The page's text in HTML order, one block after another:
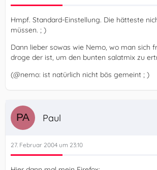
Hmpf. Standard-Einstellung. Die hätteste
müssen. ; )
Dann lieber sowas wie Nemo, wo man sich
droge der ist, um den bunten salatmix zu
(@nemo: ist natürlich nicht bös gemeint ; )
Paul
27. Februar 2004 um 23:10